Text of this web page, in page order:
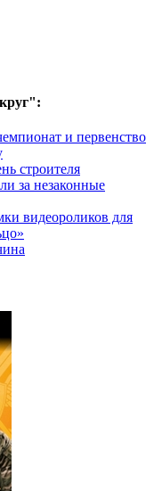
и первенство
строителя
за незаконные
видеороликов для